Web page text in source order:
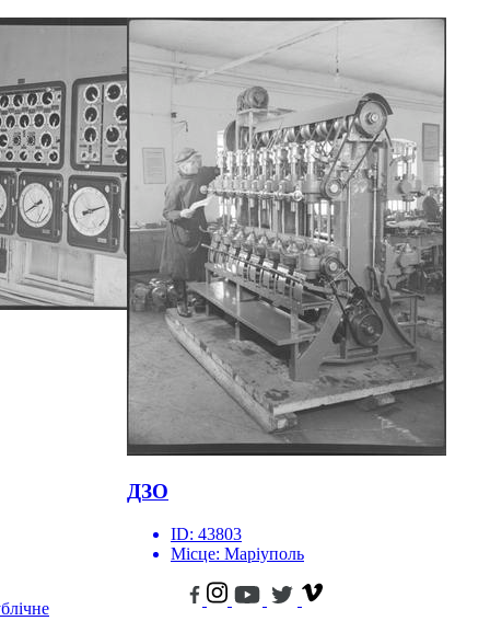
ДЗО
ID: 43803
Місце: Маріуполь